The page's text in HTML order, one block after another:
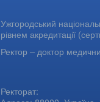
Ужгородський
рівнем акредитації
Ректор – доктор
Ректорат: